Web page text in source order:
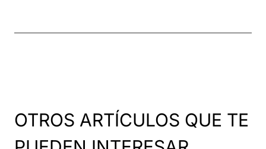
OTROS ARTÍCULOS QUE TE